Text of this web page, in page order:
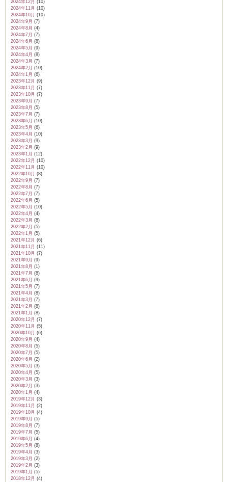
2024年12月 (10)
2024年11月 (10)
2024年10月 (10)
2024年9月 (7)
2024年8月 (4)
2024年7月 (7)
2024年6月 (8)
2024年5月 (9)
2024年4月 (8)
2024年3月 (7)
2024年2月 (10)
2024年1月 (6)
2023年12月 (9)
2023年11月 (7)
2023年10月 (7)
2023年9月 (7)
2023年8月 (5)
2023年7月 (7)
2023年6月 (10)
2023年5月 (6)
2023年4月 (10)
2023年3月 (9)
2023年2月 (9)
2023年1月 (12)
2022年12月 (10)
2022年11月 (10)
2022年10月 (8)
2022年9月 (7)
2022年8月 (7)
2022年7月 (7)
2022年6月 (5)
2022年5月 (10)
2022年4月 (4)
2022年3月 (8)
2022年2月 (5)
2022年1月 (5)
2021年12月 (6)
2021年11月 (11)
2021年10月 (7)
2021年9月 (9)
2021年8月 (1)
2021年7月 (8)
2021年6月 (9)
2021年5月 (7)
2021年4月 (8)
2021年3月 (7)
2021年2月 (8)
2021年1月 (8)
2020年12月 (7)
2020年11月 (5)
2020年10月 (6)
2020年9月 (4)
2020年8月 (5)
2020年7月 (5)
2020年6月 (2)
2020年5月 (3)
2020年4月 (5)
2020年3月 (3)
2020年2月 (3)
2020年1月 (4)
2019年12月 (3)
2019年11月 (2)
2019年10月 (4)
2019年9月 (5)
2019年8月 (7)
2019年7月 (5)
2019年6月 (4)
2019年5月 (8)
2019年4月 (3)
2019年3月 (2)
2019年2月 (3)
2019年1月 (5)
2018年12月 (4)